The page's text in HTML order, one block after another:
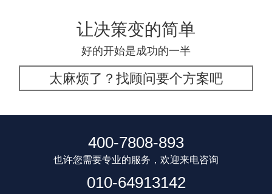
让决策变的简单
好的开始是成功的一半
太麻烦了？找顾问要个方案吧
400-7808-893
也许您需要专业的服务，欢迎来电咨询
010-64913142